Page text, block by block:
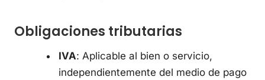
Obligaciones tributarias
IVA: Aplicable al bien o servicio,
independientemente del medio de pago